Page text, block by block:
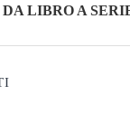
LIBRO A